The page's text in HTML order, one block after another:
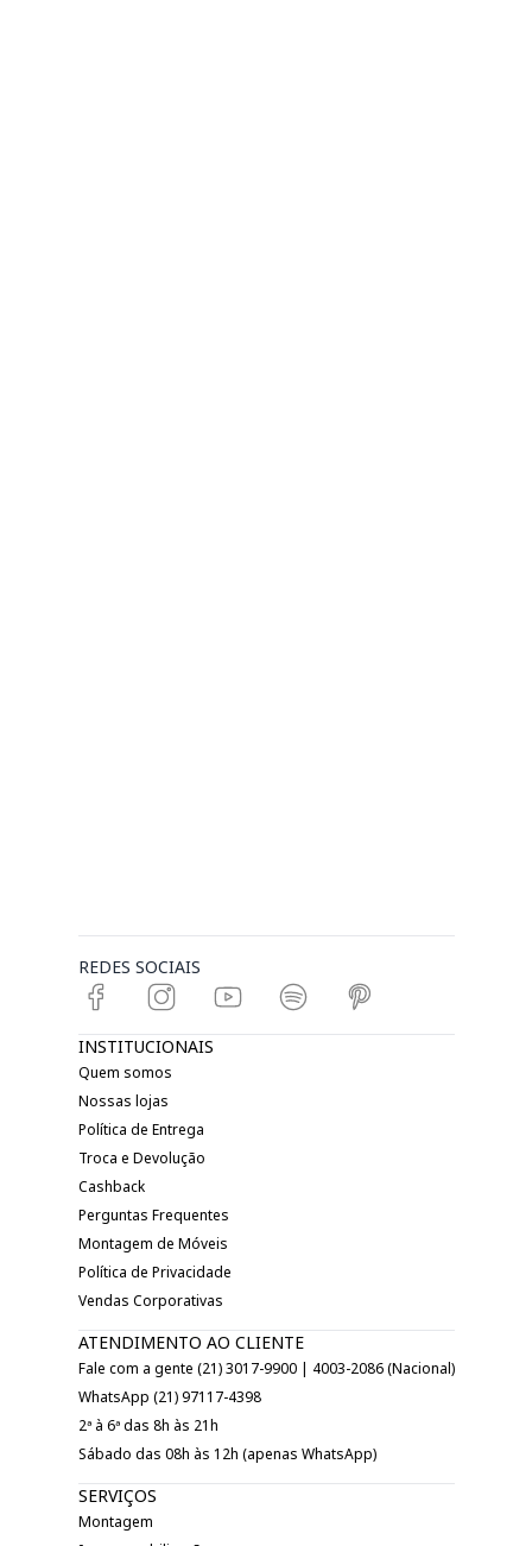
REDES SOCIAIS
INSTITUCIONAIS
Quem somos
Nossas lojas
Política de Entrega
Troca e Devolução
Cashback
Perguntas Frequentes
Montagem de Móveis
Política de Privacidade
Vendas Corporativas
ATENDIMENTO AO CLIENTE
Fale com a gente (21) 3017-9900 | 4003-2086 (Nacional)
WhatsApp (21) 97117-4398
2ª à 6ª das 8h às 21h
Sábado das 08h às 12h (apenas WhatsApp)
SERVIÇOS
Montagem